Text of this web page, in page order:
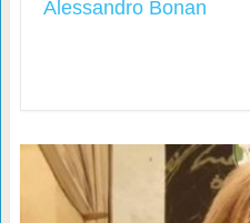
Alessandro Bonan